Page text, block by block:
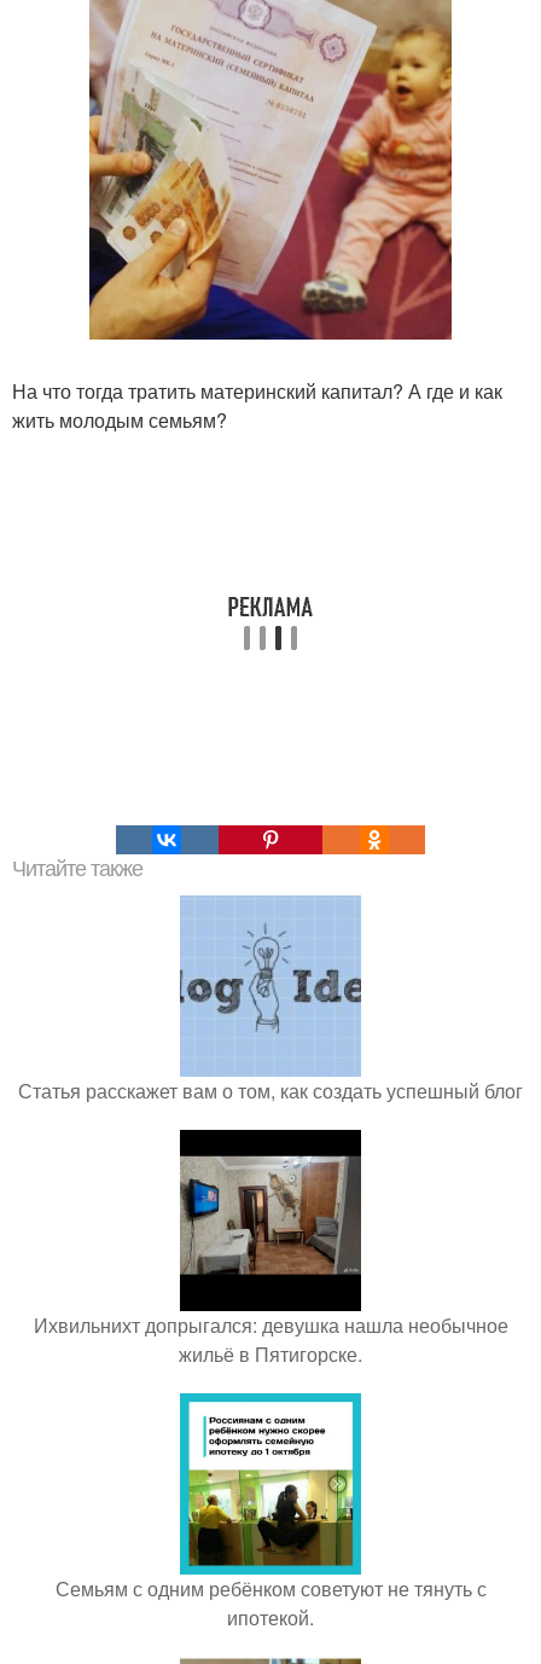
На что тогда тратить материнский капитал? А где и как
жить молодым семьям?
Читайте также
Статья расскажет вам о том, как создать успешный блог
Ихвильнихт допрыгался: девушка нашла необычное
жильё в Пятигорске.
Семьям с одним ребёнком советуют не тянуть с
ипотекой.